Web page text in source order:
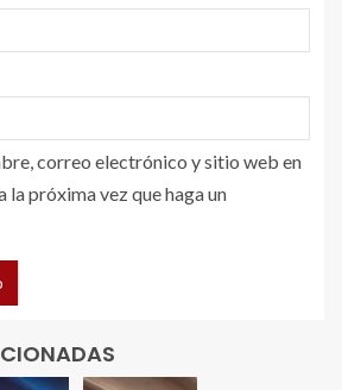
correo electrónico y sitio web en
la próxima vez que haga un